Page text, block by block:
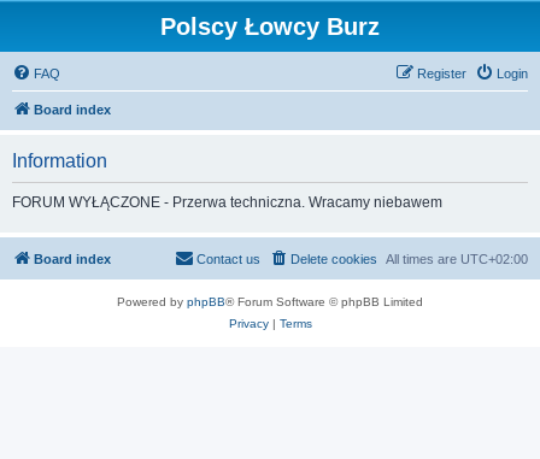
Polscy Łowcy Burz
FAQ Login
Register
Board index
Information
FORUM WYŁĄCZONE - Przerwa techniczna. Wracamy niebawem
Board index All times are UTC+02:00
Delete cookies
Contact us
Powered by phpBB® Forum Software © phpBB Limited
Privacy| Terms